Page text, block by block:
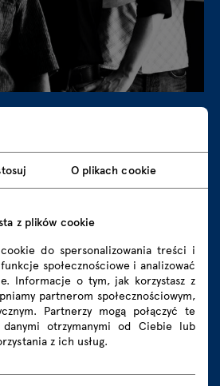
estetyki i
Dokładnie zbierając
dane przed rozpoczęciem
Nasz proces
się na współpracy,
O plikach cookie
z plików cookie
do spersonalizowania treści i
społecznościowe i analizować
Informacje o tym, jak korzystasz z
partnerom społecznościowym,
Partnerzy mogą połączyć te
otrzymanymi od Ciebie lub
z ich usług.